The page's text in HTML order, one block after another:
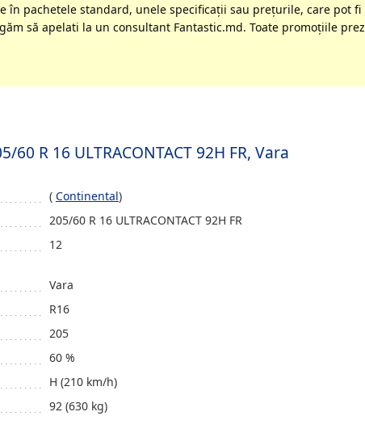
în pachetele standard, unele specificaţii sau preţurile, care pot
să apelati la un consultant Fantastic.md. Toate promoţiile
R 16 ULTRACONTACT 92H FR, Vara
( Continental)
205/60 R 16 ULTRACONTACT 92H FR
12
Vara
R16
205
60 %
H (210 km/h)
92 (630 kg)